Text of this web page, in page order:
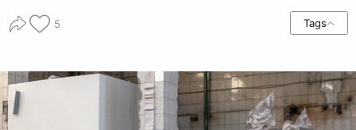
5 Tags